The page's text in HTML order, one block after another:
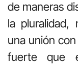
de maneras
la pluralidad,
una unión
fuerte que